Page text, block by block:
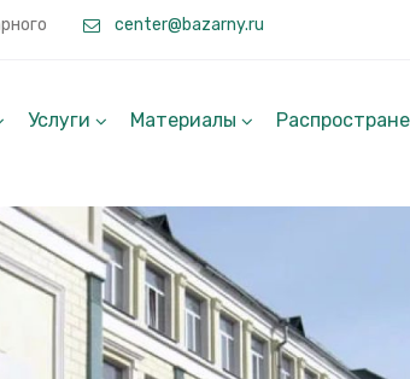
center@bazarny.ru
Услуги Материалы